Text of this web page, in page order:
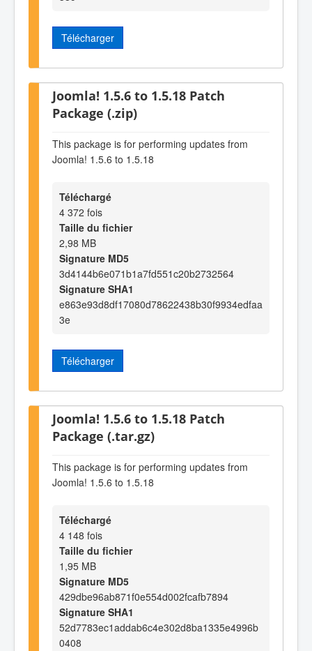
Télécharger
Joomla! 1.5.6 to 1.5.18 Patch
Package (.zip)
This package is for performing updates from
Joomla! 1.5.6 to 1.5.18
Téléchargé
4 372 fois
Taille du fichier
2,98 MB
Signature MD5
3d4144b6e071b1a7fd551c20b2732564
Signature SHA1
e863e93d8df17080d78622438b30f9934edfaa
3e
Télécharger
Joomla! 1.5.6 to 1.5.18 Patch
Package (.tar.gz)
This package is for performing updates from
Joomla! 1.5.6 to 1.5.18
Téléchargé
4 148 fois
Taille du fichier
1,95 MB
Signature MD5
429dbe96ab871f0e554d002fcafb7894
Signature SHA1
52d7783ec1addab6c4e302d8ba1335e4996b
0408